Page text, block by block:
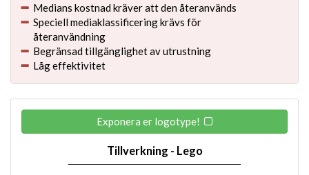
Medians kostnad kräver att den återanvänds
Speciell mediaklassificering krävs för
återanvändning
Begränsad tillgänglighet av utrustning
Låg effektivitet
Exponera er logotype!
Tillverkning - Lego